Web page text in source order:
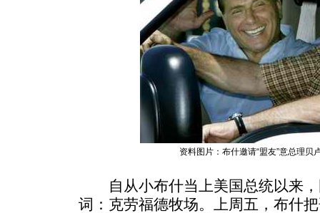
资料图片：布什邀请“盟友”意总理贝
自从小布什当上美国总统以来，
词：克劳福德牧场。上周五，布什